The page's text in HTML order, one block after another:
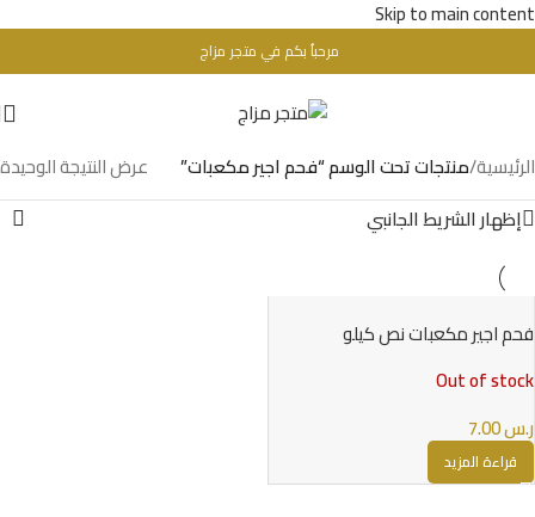
Skip to main content
تحذير : للبالغين فقط + 18 عام - WARINIG : Not For Sale For Minors
مرحباُ بكم في متجر مزاج
الرئيسية/منتجات تحت الوسم “فحم اجير مكعبات”
عرض النتيجة الوحيدة
إظهار الشريط الجانبي
فحم اجير مكعبات نص كيلو
Out of stock
ر.س
قراءة المزيد